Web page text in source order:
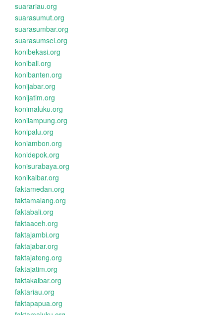
suarariau.org
suarasumut.org
suarasumbar.org
suarasumsel.org
konibekasi.org
konibali.org
konibanten.org
konijabar.org
konijatim.org
konimaluku.org
konilampung.org
konipalu.org
koniambon.org
konidepok.org
konisurabaya.org
konikalbar.org
faktamedan.org
faktamalang.org
faktabali.org
faktaaceh.org
faktajambi.org
faktajabar.org
faktajateng.org
faktajatim.org
faktakalbar.org
faktariau.org
faktapapua.org